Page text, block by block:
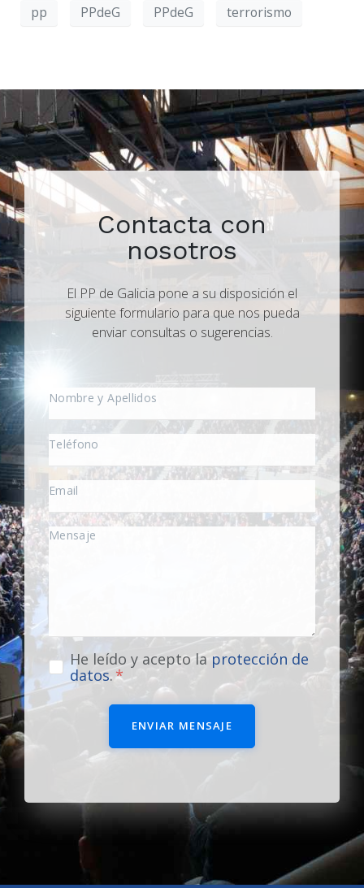
pp
PPdeG PPdeG terrorismo
Contacta con
nosotros
El PP de Galicia pone a su disposición el
siguiente formulario para que nos pueda
enviar consultas o sugerencias.
He leído y acepto laprotección de
datos.
ENVIAR MENSAJE